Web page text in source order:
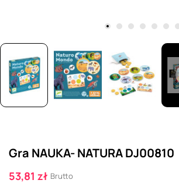
Gra NAUKA- NATURA DJ00810
53,81 zł Brutto